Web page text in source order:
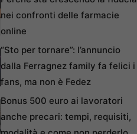
nei confronti delle farmacie
online
“Sto per tornare”: l’annuncio
dalla Ferragnez family fa felici i
fans, ma non è Fedez
Bonus 500 euro ai lavoratori
anche precari: tempi, requisiti,